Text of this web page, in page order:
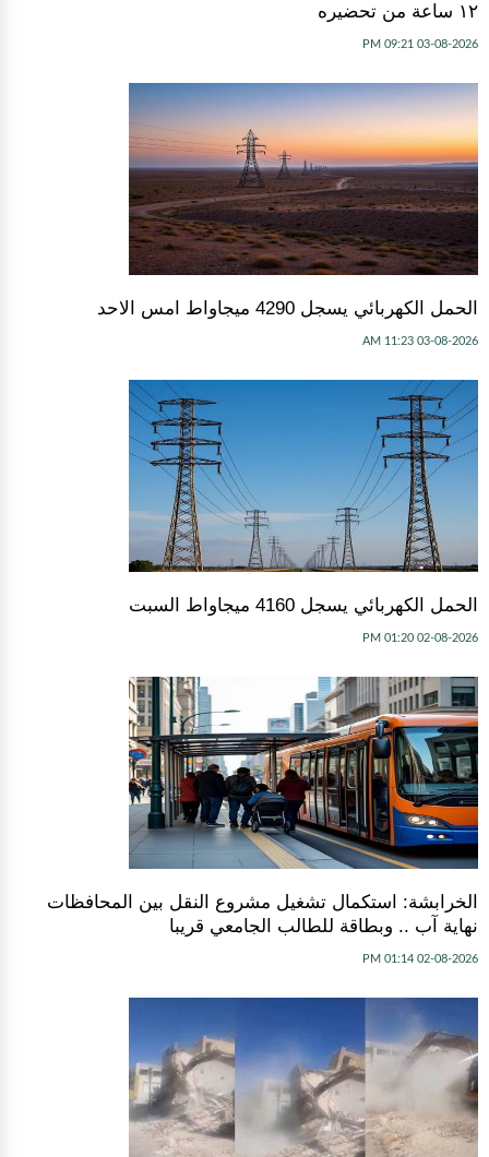
١٢ ساعة من تحضيره
03-08-2026 09:21 PM
الحمل الكهربائي يسجل 4290 ميجاواط امس الاحد
03-08-2026 11:23 AM
الحمل الكهربائي يسجل 4160 ميجاواط السبت
02-08-2026 01:20 PM
الخرابشة: استكمال تشغيل مشروع النقل بين المحافظات
نهاية آب .. وبطاقة للطالب الجامعي قريبا
02-08-2026 01:14 PM